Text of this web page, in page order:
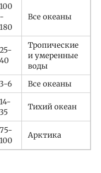
100
-
180
Все океаны
25-
40
Тропические
и умеренные
воды
3-6 Все океаны
14-
35
Тихий океан
75-
100
Арктика